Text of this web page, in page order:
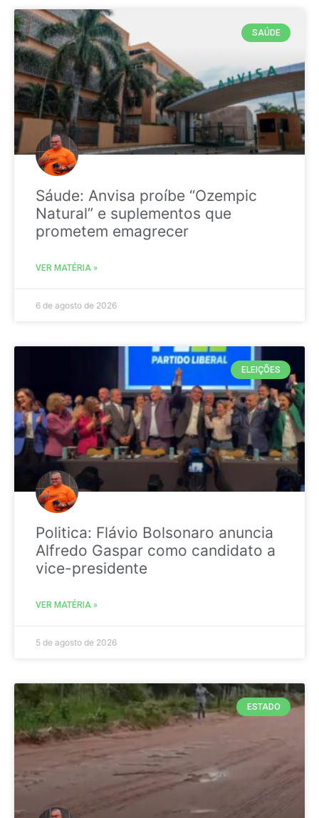
SAÚDE
Sáude: Anvisa proíbe “Ozempic
Natural” e suplementos que
prometem emagrecer
VER MATÉRIA »
6 de agosto de 2026
ELEIÇÕES
Politica: Flávio Bolsonaro anuncia
Alfredo Gaspar como candidato a
vice-presidente
VER MATÉRIA »
5 de agosto de 2026
ESTADO